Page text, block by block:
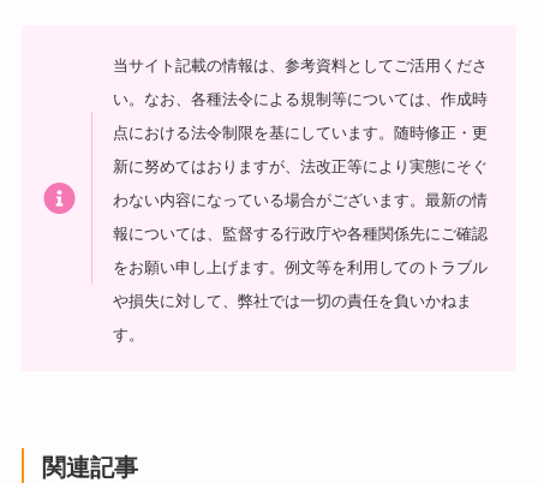
当サイト記載の情報は、参考資料としてご活用くださ
い。 なお、各種法令による規制等については、作成時
点における法令制限を基にしています。随時修正・更
新に努めてはおりますが、法改正等により実態にそぐ
わない内容になっている場合がございます。最新の情
報については、監督する行政庁や各種関係先にご確認
をお願い申し上げます。例文等を利用してのトラブル
や損失に対して、弊社では一切の責任を負いかねま
す。
関連記事